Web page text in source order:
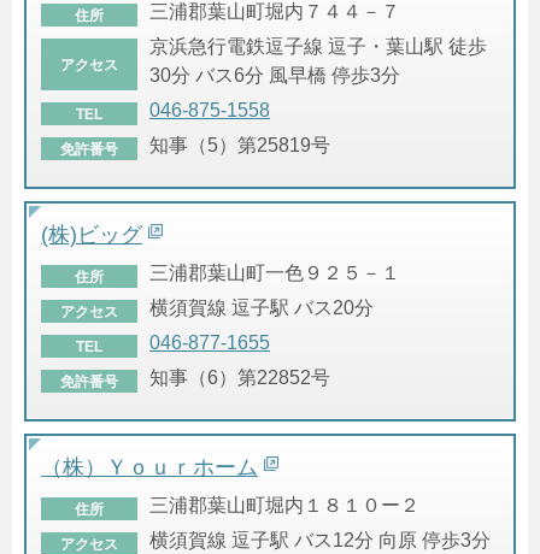
住所 三浦郡葉山町堀内７４４－７
アクセス
京浜急行電鉄逗子線 逗子・葉山駅 徒歩
30分 バス6分 風早橋 停歩3分
TEL 046-875-1558
免許番号 知事（5）第25819号
(株)ビッグ
住所 三浦郡葉山町一色９２５－１
アクセス 横須賀線 逗子駅 バス20分
TEL 046-877-1655
免許番号 知事（6）第22852号
（株）Ｙｏｕｒホーム
住所 三浦郡葉山町堀内１８１０ー２
アクセス 横須賀線 逗子駅 バス12分 向原 停歩3分